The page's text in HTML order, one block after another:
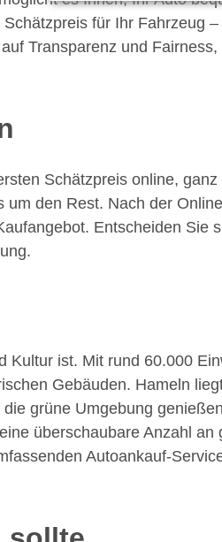
für Ihr Fahrzeug
Transparenz und
Schätzpreis online,
den Rest. Nach der
Entscheiden Sie
Kultur ist. Mit rund 60.000
Gebäuden. Hameln
grüne Umgebung
überschaubare Anzahl an
Autoankauf-